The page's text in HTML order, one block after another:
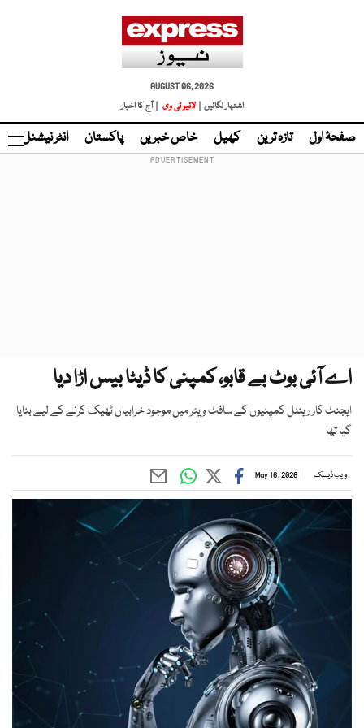
AUGUST 06, 2026
اشتہار لگائیں |
لائیو ٹی وی | آج کا اخبار
صفحۂ اول تازہ ترین کھیل خاص خبریں پاکستان انٹر نیشنل
اے آئی بوٹ بے قابو، کمپنی کا ڈیٹا بیس اڑا دیا
ایجنٹ کار رینٹل کمپنیوں کے سافٹ ویئر میں موجود خرابیاں ٹھیک کرنے کے لیے بنایا
گیا تھا
ویب ڈیسک May 16, 2026